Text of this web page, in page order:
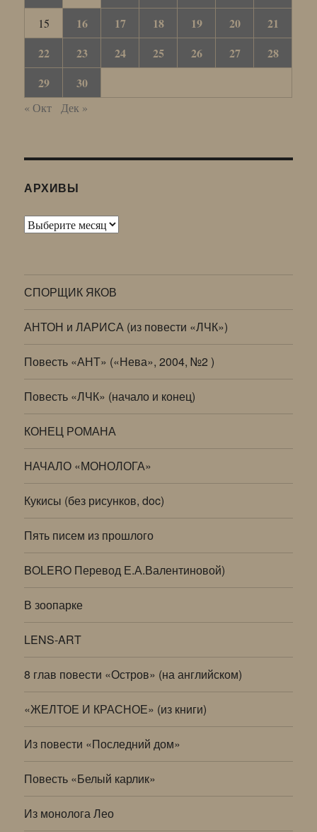
15 16 17 18 19 20
21
22
23 24 25 26 27
28
29
30
« Окт Дек »
АРХИВЫ
Архивы
СПОРЩИК ЯКОВ
АНТОН и ЛАРИСА (из повести «ЛЧК»)
Повесть «АНТ» («Нева», 2004, №2 )
Повесть «ЛЧК» (начало и конец)
КОНЕЦ РОМАНА
НАЧАЛО «МОНОЛОГА»
Кукисы (без рисунков, doc)
Пять писем из прошлого
BOLERO Перевод Е.А.Валентиновой)
В зоопарке
LENS-ART
8 глав повести «Остров» (на английском)
«ЖЕЛТОЕ И КРАСНОЕ» (из книги)
Из повести «Последний дом»
Повесть «Белый карлик»
Из монолога Лео